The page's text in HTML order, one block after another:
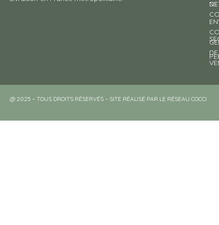
DE
DE
@ 2025 – TOUS DROITS RÉSERVÉS – SITE RÉALISÉ PAR LE RÉSEAU COCCI